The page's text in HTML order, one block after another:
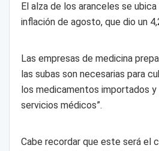
El alza de los aranceles se
inflación de agosto, que dio un
Las empresas de medicina
las subas son necesarias para
los medicamentos importados y
servicios médicos”.
Cabe recordar que este será el